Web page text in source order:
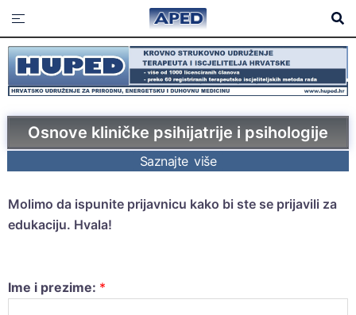
Osnove kliničke psihijatrije i psihologije
Saznajte više
Molimo da ispunite prijavnicu kako bi ste se prijavili za
edukaciju. Hvala!
Ime i prezime: *